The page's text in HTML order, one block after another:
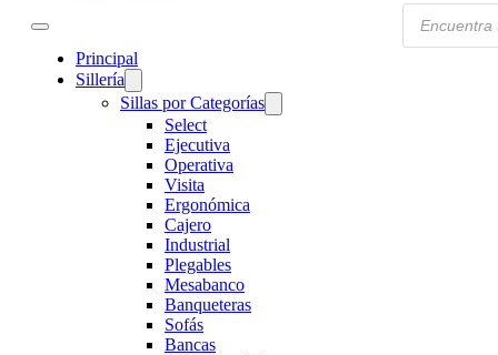
Principal
Sillería
Sillas por Categorías
Select
Ejecutiva
Operativa
Visita
Ergonómica
Cajero
Industrial
Plegables
Mesabanco
Banqueteras
Sofás
Bancas
Products
search